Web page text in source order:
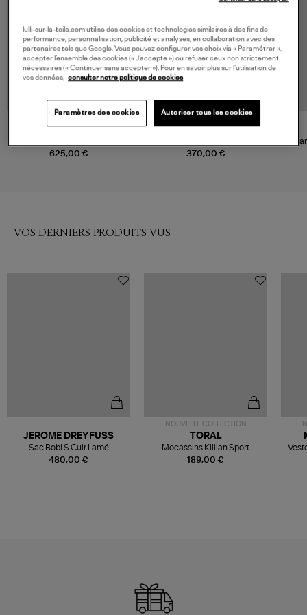
625,00 €
JAMIE HALLER
Indigo
370,00 €
MOTHER
Confess
VOS DERNIERS PRODUITS VUS
480,00 €
JEROME DREYFUSS
Sac Bobi S Cuir Lamé
Champagne
NOUVELLE COLLECTION
189,00 €
TORAL
Mocassins Killian Sport
Mousse
lulli-sur-la-toile.com utilise des cookies et technologies similaires à des fins de
performance, personnalisation, publicité et analyses, en collaboration avec des
partenaires tels que Google. Vous pouvez configurer vos choix via « Paramétrer »,
accepter l’ensemble des cookies (« J’accepte ») ou refuser ceux non strictement
nécessaires (« Continuer sans accepter »). Pour en savoir plus sur l’utilisation de
vos données, consulter notre politique de cookies
Paramètres des cookies Autoriser tous les cookies